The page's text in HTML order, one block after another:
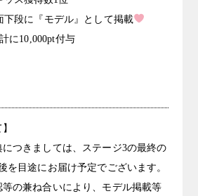
下段に『モデル』として掲載
に10,000pt付与
つきましては、ステージ3の最終の
を目途にお届け予定でございます。
の兼ね合いにより、モデル掲載等